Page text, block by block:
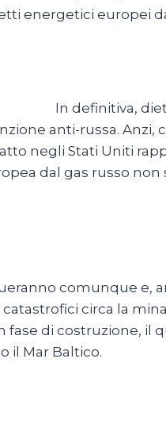
energetici europei
In definitiva,
anti-russa.
negli Stati Uniti
dal gas russo
comunque e,
circa la
fase di costruzione,
il Mar Baltico.